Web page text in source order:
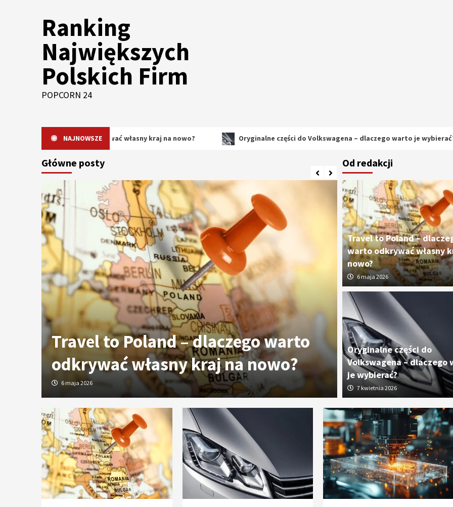
Ranking
Największych
Polskich Firm
POPCORN 24
NAJNOWSZE
warto odkrywać własny kraj na nowo? Oryginalne części do Volkswagena – dlaczego warto je wybierać?
Główne posty
Travel to Poland – dlaczego warto
odkrywać własny kraj na nowo?
6 maja 2026
Oryginalne
dlaczego
7 kwietnia 2026
Od redakcji
Travel to Poland –
warto odkrywać własny
nowo?
6 maja 2026
Oryginalne części do
Volkswagena – dlaczego
je wybierać?
7 kwietnia 2026